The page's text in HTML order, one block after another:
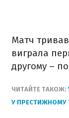
Матч
виграла
другому –
ЧИТАЙТЕ ТАКОЖ:
У ПРЕСТИЖНОМУ